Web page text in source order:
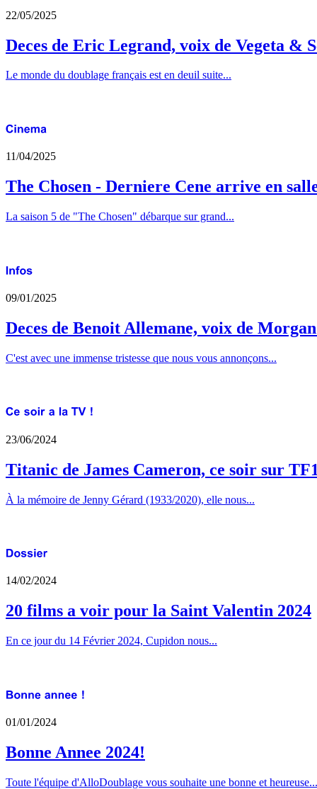
22/05/2025
Deces de Eric Legrand, voix de Vegeta &
Le monde du doublage français est en deuil suite...
11/04/2025
The Chosen - Derniere Cene arrive en
La saison 5 de "The Chosen" débarque sur grand...
09/01/2025
Deces de Benoit Allemane, voix de
C'est avec une immense tristesse que nous vous annonçons...
23/06/2024
Titanic de James Cameron, ce soir sur
À la mémoire de Jenny Gérard (1933/2020), elle nous...
14/02/2024
20 films a voir pour la Saint Valentin 2024
En ce jour du 14 Février 2024, Cupidon nous...
01/01/2024
Bonne Annee 2024!
Toute l'équipe d'AlloDoublage vous souhaite une bonne et heureuse...